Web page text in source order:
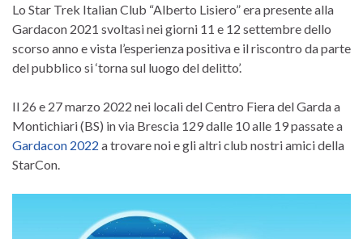
Lo Star Trek Italian Club “Alberto Lisiero” era presente alla
Gardacon 2021 svoltasi nei giorni 11 e 12 settembre dello
scorso anno e vista l’esperienza positiva e il riscontro da parte
del pubblico si ‘torna sul luogo del delitto’.
Il 26 e 27 marzo 2022 nei locali del Centro Fiera del Garda a
Montichiari (BS) in via Brescia 129 dalle 10 alle 19 passate a
Gardacon 2022 a trovare noi e gli altri club nostri amici della
StarCon.